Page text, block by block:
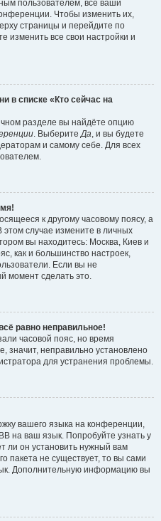
пользователем, все ваши
Чтобы изменить их,
страницы и перейдите по
изменить все свои настройки и
в списке «Кто сейчас на
разделе вы найдёте опцию
. ВыберитеДа, и вы будете
и самому себе. Для всех
к другому часовому поясу, а
этом случае измените в личных
вы находитесь: Москва, Киев и
как и большинство настроек,
Если вы не
момент сделать это.
равно неправильное!
часовой пояс, но время
значит, неправильно установлено
для устранения проблемы.
вашего языка на конференции,
на ваш язык. Попробуйте узнать у
ли он установить нужный вам
пакета не существует, то вы сами
Дополнительную информацию вы